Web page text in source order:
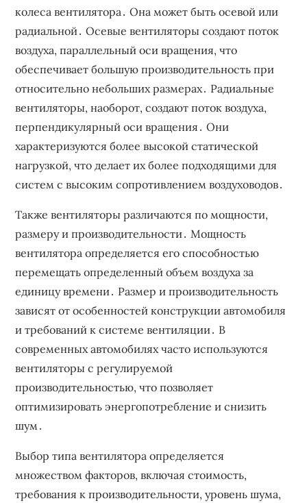
колеса вентилятора․ Она может быть осевой или
радиальной․ Осевые вентиляторы создают поток
воздуха, параллельный оси вращения, что
обеспечивает большую производительность при
относительно небольших размерах․ Радиальные
вентиляторы, наоборот, создают поток воздуха,
перпендикулярный оси вращения․ Они
характеризуются более высокой статической
нагрузкой, что делает их более подходящими для
систем с высоким сопротивлением воздуховодов․
Также вентиляторы различаются по мощности,
размеру и производительности․ Мощность
вентилятора определяется его способностью
перемещать определенный объем воздуха за
единицу времени․ Размер и производительность
зависят от особенностей конструкции автомобиля
и требований к системе вентиляции․ В
современных автомобилях часто используются
вентиляторы с регулируемой
производительностью, что позволяет
оптимизировать энергопотребление и снизить
шум․
Выбор типа вентилятора определяется
множеством факторов, включая стоимость,
требования к производительности, уровень шума,